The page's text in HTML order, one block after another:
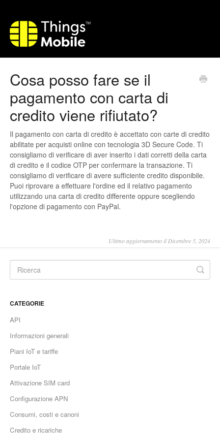
Cosa posso fare se il
pagamento con carta di
credito viene rifiutato?
Il pagamento con carta di credito è accettato con carte di credito
abilitate per acquisti online con tecnologia 3D Secure Code. Ti
consigliamo di verificare di aver inserito i dati corretti della carta
di credito e il codice OTP per confermare la transazione. Ti
consigliamo di verificare di avere sufficiente credito disponibile.
Puoi riprovare a effettuare l'ordine ed il relativo pagamento
utilizzando una carta di credito differente oppure scegliendo
l'opzione di pagamento con PayPal.
Ultimo aggiornamento il Dicembre 5, 2024
CATEGORIE
API
Informazioni generali
Piani IoT e tariffe
Portale IoT
Attivazione SIM card
Configurazione APN
Consumi, costi e canoni
Credito e ricariche